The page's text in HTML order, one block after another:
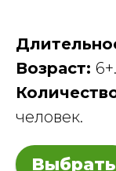
Возраст: 6+.
человек.
Выбрать